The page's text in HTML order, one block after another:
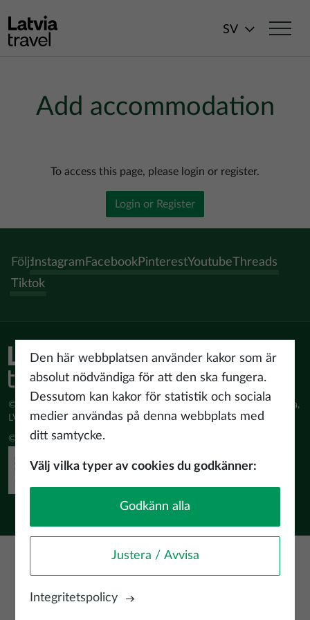
SV
Add accommodation
To access this page, please login or register.
Login or Register
Följ:Instagram FacebookPinterestYoutubeThreads
Tiktok
© Latvijas Investīciju un attīstības aģentūra (LIAA) Pērses iela 2, Rīga,
LV-1442 www.liaa.gov.lv
© 2026 latvia.travel. All rights reserved
Den här webbplatsen använder kakor som är
absolut nödvändiga för att den ska fungera.
Dessutom kan kakor för statistik och sociala
medier användas på denna webbplats med
ditt samtycke.
Välj vilka typer av cookies du godkänner:
Godkänn alla
Justera / Avvisa
Integritetspolicy